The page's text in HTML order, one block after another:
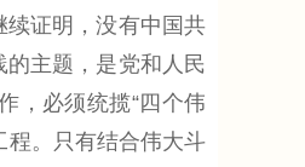
证明，没有中国共
主题，是党和人民
，必须统揽“四个伟
程。只有结合伟大斗